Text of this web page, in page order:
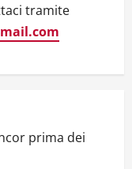
tramite
prima dei